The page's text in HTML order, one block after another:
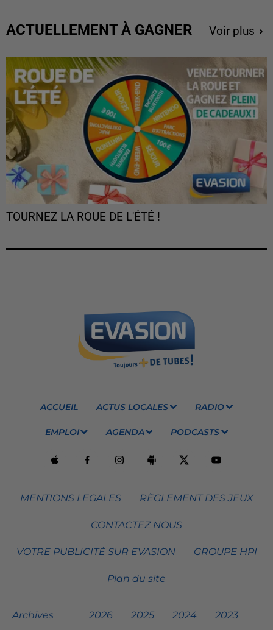
ACTUELLEMENT À GAGNER Voir plus
TOURNEZ LA ROUE DE L'ÉTÉ !
ACCUEIL ACTUS LOCALES RADIO
EMPLOI AGENDA PODCASTS
MENTIONS LEGALES RÈGLEMENT DES JEUX
CONTACTEZ NOUS
VOTRE PUBLICITÉ SUR EVASION GROUPE HPI
Plan du site
Archives 2026 2025 2024 2023